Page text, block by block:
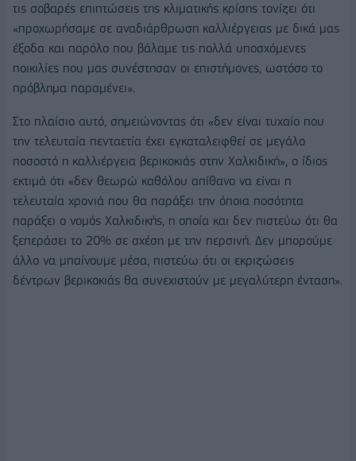
τις σοβαρές επιπτώσεις της κλιματικής κρίσης τονίζει ότι
«προχωρήσαμε σε αναδιάρθρωση καλλιέργειας με δικά μας
έξοδα και παρόλο που βάλαμε τις πολλά υποσχόμενες
ποικιλίες που μας συνέστησαν οι επιστήμονες, ωστόσο το
πρόβλημα παραμένει».
Στο πλαίσιο αυτό, σημειώνοντας ότι «δεν είναι τυχαίο που
την τελευταία πενταετία έχει εγκαταλειφθεί σε μεγάλο
ποσοστό η καλλιέργεια βερικοκιάς στην Χαλκιδική», ο ίδιος
εκτιμά ότι «δεν θεωρώ καθόλου απίθανο να είναι η
τελευταία χρονιά που θα παράξει την όποια ποσότητα
παράξει ο νομός Χαλκιδικής, η οποία και δεν πιστεύω ότι θα
ξεπεράσει το 20% σε σχέση με την περσινή. Δεν μπορούμε
άλλο να μπαίνουμε μέσα, πιστεύω ότι οι εκριζώσεις
δέντρων βερικοκιάς θα συνεχιστούν με μεγαλύτερη ένταση».